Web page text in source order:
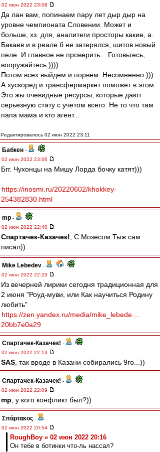
02 июн 2022 23:08
Да лан вам, попинаем пару лет дыр дыр на
уровне чемпионата Словении. Может и
больше, хз. для, аналитеги просторы какие, а.
Бакаев и в реале б не затерялся, шитов новый
пеле. И главное не проверить... Готовьтесь,
вооружайтесь.))))
Потом всех выйдем и порвем. Несомненно.)))
А хускоред и трансфермаркет поможет в этом.
Это жы очевидные ресурсы, которые дают
серьезную стату с учетом всего. Не то что там
папа мама и кто агент...
Редактировалось 02 июн 2022 23:11
Бабкен -
02 июн 2022 23:06
Бгг. Чухонцы на Мишу Лорда бочку катят)))
https://inosmi.ru/20220602/khokkey-
254382830.html
mp -
02 июн 2022 22:40
Спартачек-Казачек! , С Мозесом.Тыж сам
писал))
Mike Lebedev -
02 июн 2022 22:23
Из вечерней лирики сегодня традиционная для
2 июня "Роуд-муви, или Как научиться Родину
любить"
https://zen.yandex.ru/media/mike_lebede ...
20bb7e0a29
Спартачек-Казачек! -
02 июн 2022 22:13
SAS , так вроде в Казани собирались 9го...))
Спартачек-Казачек! -
02 июн 2022 22:09
mp , у кого конфликт был?))
Σπάρτακος -
02 июн 2022 20:54
RoughBoy » 02 июн 2022 20:16
Он тебе в ботинки что-ль нассал?